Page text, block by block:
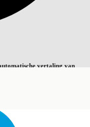
vertaling van